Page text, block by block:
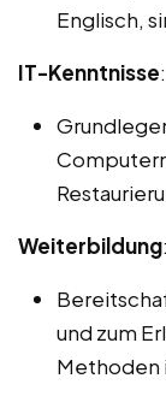
Englisch,
IT-Kenntnisse:
Weiterbildung:
und zum
Methoden